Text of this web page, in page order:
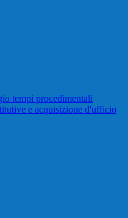
tempi procedimentali
e acquisizione d'ufficio